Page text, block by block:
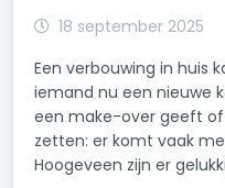
18 september 2025
Een verbouwing in huis
iemand nu een nieuwe
een make-over geeft
zetten: er komt vaak
Hoogeveen zijn er